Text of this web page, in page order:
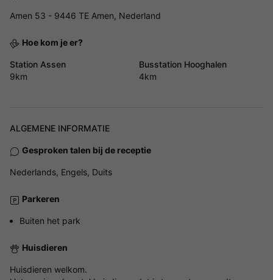
Amen 53 - 9446 TE Amen, Nederland
Hoe kom je er?
Station Assen
9km
Busstation Hooghalen
4km
ALGEMENE INFORMATIE
Gesproken talen bij de receptie
Nederlands, Engels, Duits
Parkeren
Buiten het park
Huisdieren
Huisdieren welkom.